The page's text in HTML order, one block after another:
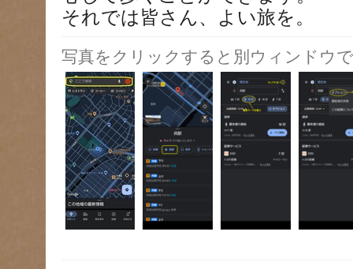
それでは皆さん、よい旅を。
写真をクリックすると別ウィンドウ